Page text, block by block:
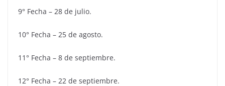
9° Fecha – 28 de julio.
10° Fecha – 25 de agosto.
11° Fecha – 8 de septiembre.
12° Fecha – 22 de septiembre.